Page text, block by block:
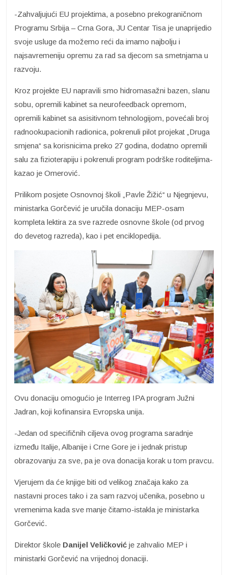
-Zahvaljujući EU projektima, a posebno prekograničnom
Programu Srbija – Crna Gora, JU Centar Tisa je unaprijedio
svoje usluge da možemo reći da imamo najbolju i
najsavremeniju opremu za rad sa djecom sa smetnjama u
razvoju.
Kroz projekte EU napravili smo hidromasažni bazen, slanu
sobu, opremili kabinet sa neurofeedback opremom,
opremili kabinet sa asisitivnom tehnologijom, povećali broj
radnookupacionih radionica, pokrenuli pilot projekat „Druga
smjena“ sa korisnicima preko 27 godina, dodatno opremili
salu za fizioterapiju i pokrenuli program podrške roditeljima-
kazao je Omerović.
Prilikom posjete Osnovnoj školi „Pavle Žižić“ u Njegnjevu,
ministarka Gorčević je uručila donaciju MEP-osam
kompleta lektira za sve razrede osnovne škole (od prvog
do devetog razreda), kao i pet enciklopedija.
Ovu donaciju omogućio je Interreg IPA program Južni
Jadran, koji kofinansira Evropska unija.
-Jedan od specifičnih ciljeva ovog programa saradnje
između Italije, Albanije i Crne Gore je i jednak pristup
obrazovanju za sve, pa je ova donacija korak u tom pravcu.
Vjerujem da će knjige biti od velikog značaja kako za
nastavni proces tako i za sam razvoj učenika, posebno u
vremenima kada sve manje čitamo-istakla je ministarka
Gorčević.
Direktor škole Danijel Veličković je zahvalio MEP i
ministarki Gorčević na vrijednoj donaciji.